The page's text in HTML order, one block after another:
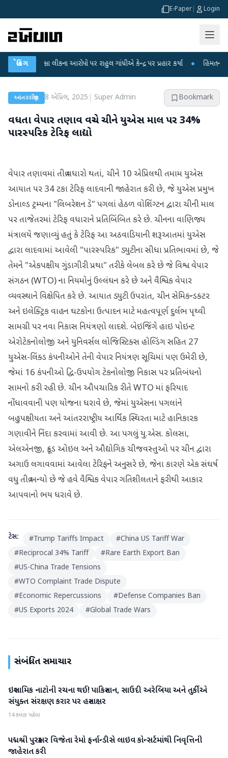
E-Paper Login
બ્રેકિંગલીકના આરોપો પર રાહુલ ગાંધીએ કેન્દ્ર પર પ્રહાર કર્યા ● હિંમતનગરમાં
આંતરરાષ્ટ્રીય 8 એપ્રિલ, 2025 Super Admin Bookmark
વધતા વેપાર તણાવ વચ્ચે ચીને યુએસ માલ પર 34%
પારસ્પરિક ટેરિફ લાદ્યો
વેપાર તણાવમાં તીવ્ર વધારો થતાં, ચીને 10 એપ્રિલથી તમામ યુએસ
આયાત પર 34 ટકા ટેરિફ લાદવાની જાહેરાત કરી છે, જે યુએસ પ્રમુખ
ડોનાલ્ડ ટ્રમ્પના "લિબરેશન ડે" પગલાં હેઠળ વોશિંગ્ટન દ્વારા ચીની માલ
પર તાજેતરમાં ટેરિફ વધારાને પ્રતિબિંબિત કરે છે. ચીનના વાણિજ્ય
મંત્રાલયે જણાવ્યું હતું કે ટેરિફ આ અઠવાડિયાની શરૂઆતમાં યુએસ
દ્વારા લાદવામાં આવેલી "પારસ્પરિક" ડ્યુટીના સીધા પ્રતિભાવમાં છે, જે
તેમને "એકપક્ષીય ગુંડાગીરી પ્રથા" તરીકે લેબલ કરે છે જે વિશ્વ વેપાર
સંગઠન (WTO) ના નિયમોનું ઉલ્લંઘન કરે છે અને વૈશ્વિક વેપાર
વ્યવસ્થાને વિક્ષેપિત કરે છે. આયાત ડ્યુટી ઉપરાંત, ચીન સેમિકન્ડક્ટર
અને ઇલેક્ટ્રિક વાહન ઘટકોના ઉત્પાદન માટે મહત્વપૂર્ણ દુર્લભ પૃથ્વી
સામગ્રી પર નવા નિકાસ નિયંત્રણો લાદશે. બેઇજિંગે હાઇ પોઇન્ટ
એરોટેકનોલોજી અને યુનિવર્સલ લોજિસ્ટિક્સ હોલ્ડિંગ સહિત 27
યુએસ-લિંક્ડ કંપનીઓને તેની વેપાર નિયંત્રણ સૂચિમાં પણ ઉમેરી છે,
જેમાં 16 કંપનીઓ દ્વિ-ઉપયોગ ટેકનોલોજી નિકાસ પર પ્રતિબંધનો
સામનો કરી રહી છે. ચીન ઔપચારિક રીતે WTO માં ફરિયાદ
નોંધાવવાની પણ યોજના ધરાવે છે, જેમાં યુએસના પગલાંને
બહુપક્ષીયતા અને આંતરરાષ્ટ્રીય આર્થિક સ્થિરતા માટે હાનિકારક
ગણાવીને નિંદા કરવામાં આવી છે. આ પગલું યુ.એસ. કોલસા,
એલએનજી, ક્રૂડ ઓઇલ અને ઔદ્યોગિક ચીજવસ્તુઓ પર ચીન દ્વારા
અગાઉ લગાવવામાં આવેલા ટેરિફને અનુસરે છે, જેના કારણે એક સંઘર્ષ
વધુ તીવ્ર બન્યો છે જે હવે વૈશ્વિક વેપાર ગતિશીલતાને ફરીથી આકાર
આપવાનો ભય ધરાવે છે.
ટેગ્સ: #Trump Tariffs Impact #China US Tariff War
#Reciprocal 34% Tariff #Rare Earth Export Ban
#US-China Trade Tensions
#WTO Complaint Trade Dispute
#Economic Repercussions #Defense Companies Ban
#US Exports 2024 #Global Trade Wars
સંબંધિત સમાચાર
આંતરરાષ્ટ્રીય
ઇસ્લામિક નાટોની રચના થઈ! પાકિસ્તાન, સાઉદી અરેબિયા અને તુર્કીએ
સંયુક્ત સંરક્ષણ કરાર પર હસ્તાક્ષર
14 કલાક પહેલા
આંતરરાષ્ટ્રીય
પદ્મશ્રી પુરસ્કાર વિજેતા રેમો ફર્નાન્ડીસે લાઇવ કોન્સર્ટમાંથી નિવૃત્તિની
જાહેરાત કરી